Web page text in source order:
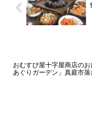
おむすび屋十字屋商店の
あぐりガーデン」真庭市落